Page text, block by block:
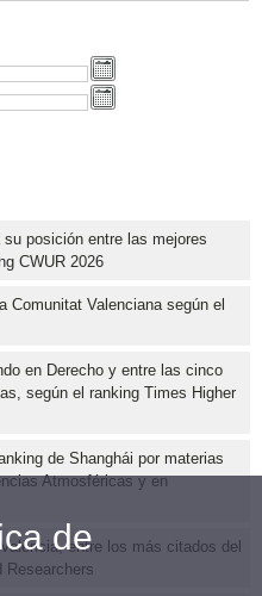
su posición entre las mejores
CWUR 2026
Comunitat Valenciana según el
en Derecho y entre las cinco
según el ranking Times Higher
de Shanghái por materias
Atmosféricas y en
entre los más citados del
Researchers
de